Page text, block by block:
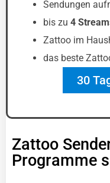
Sendungen
bis zu 4
Zattoo im
das beste
30
Zattoo
Programme